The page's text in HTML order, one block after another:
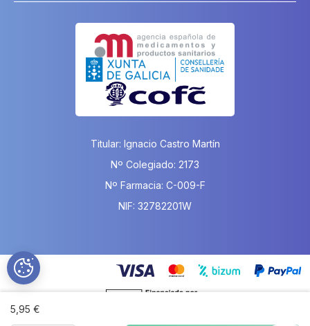
5,95 €
Titular: Ignacio Castro Martín
Nº Colegiado: 2173
Nº Farmacia: C-009-F
NIF: 32782201W